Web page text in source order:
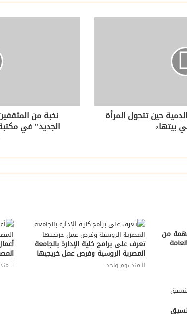
حين تتحول المرأة
بيتها»
نخبة من
الجديد" في
من
تعرف على برامج كلية الإدارة بالجامعة
المصرية الروسية وفرص عمل خريجيها
منذ يوم واحد